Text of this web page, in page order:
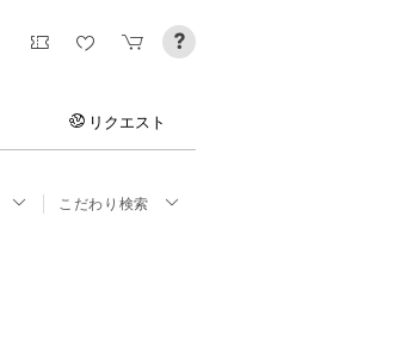
リクエスト
こだわり検索